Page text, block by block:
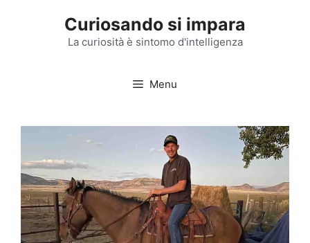
Curiosando si impara
La curiosità è sintomo d'intelligenza
Menu